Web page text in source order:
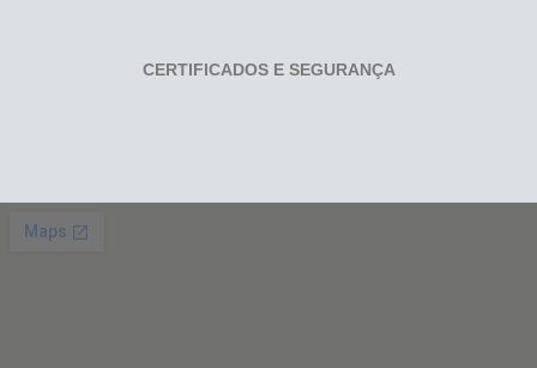
CERTIFICADOS E SEGURANÇA